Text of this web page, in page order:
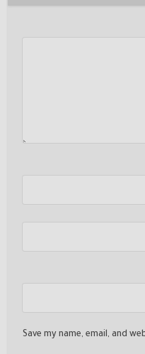
Save my name, email, and